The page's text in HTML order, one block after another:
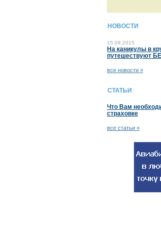
НОВОСТИ
15.09.2015
На каникулы в
путешествуют
все новости »
СТАТЬИ
Что Вам
страховке
все статьи »